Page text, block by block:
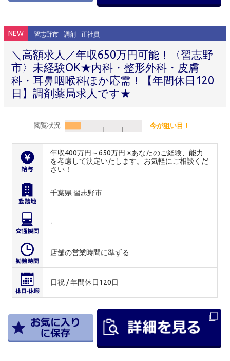
NEW 習志野市 調剤 正社員
＼高額求人／年収650万円可能！〈習志野
市〉未経験OK★内科・整形外科・皮膚
科・耳鼻咽喉科ほか応需！【年間休日120
日】調剤薬局求人です★
閲覧状況 今が狙い目！
年収400万円～650万円 ※あなたのご経験、能力
を考慮して決定いたします。お気軽にご相談くだ
さい！
千葉県 習志野市
-
店舗の営業時間に準ずる
日祝 / 年間休日120日